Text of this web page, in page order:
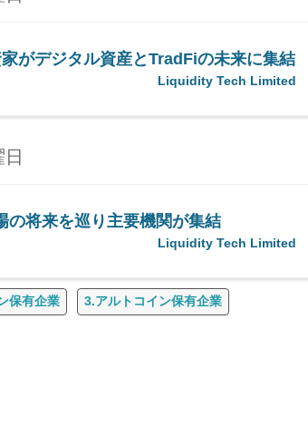
がデジタル資産とTradFiの未来に集結
Liquidity Tech Limited
将来を巡り主要機関が集結
Liquidity Tech Limited
保有企業 3.アルトコイン保有企業